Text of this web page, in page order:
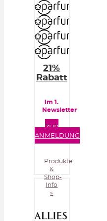
21%
Rabatt
im 1.
Newsletter
ZUR
ANMELDUNG
Produkte
&
Shop-
Info
»